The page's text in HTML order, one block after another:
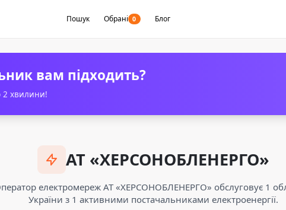
Пошук Обрані 0 Блог
вам підходить?
2 хвилини!
АТ «ХЕРСОНОБЛЕНЕРГО»
електромереж АТ «ХЕРСОНОБЛЕНЕРГО» обслуговує 1
України з 1 активними постачальниками електроенергії.